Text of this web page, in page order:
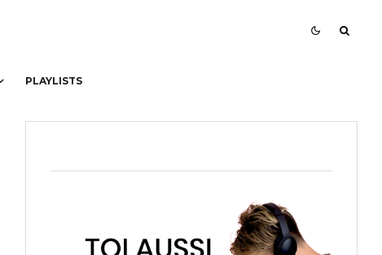
PLAYLISTS